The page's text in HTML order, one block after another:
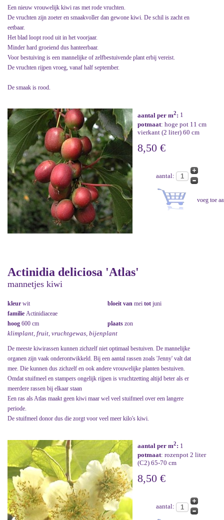
Een nieuw vrouwelijk kiwi ras met rode vruchten.
De vruchten zijn zoeter en smaakvoller dan gewone kiwi. De schil is zacht en
eetbaar.
Het blad loopt rood uit in het voorjaar.
Minder hard groeiend dus hanteerbaar.
Voor bestuiving is een mannelijke of zelfbestuivende plant erbij vereist.
De vruchten rijpen vroeg, vanaf half september.
De smaak is rood.
aantal per m2: 1
potmaat: hoge pot 11 cm
vierkant (2 liter) 60 cm
8,50 €
aantal:
Actinidia deliciosa 'Atlas'
mannetjes kiwi
kleur wit bloeit van mei tot juni
familie Actinidiaceae
hoog 600 cm plaats zon
klimplant, fruit, vruchtgewas, bijenplant
De meeste kiwirassen kunnen zichzelf niet optimaal bestuiven. De mannelijke
organen zijn vaak onderontwikkeld. Bij een aantal rassen zoals 'Jenny' valt dat
mee. Die kunnen dus zichzelf en ook andere vrouwelijke planten bestuiven.
Omdat stuifmeel en stampers ongelijk rijpen is vruchtzetting altijd beter als er
meerdere rassen bij elkaar staan
Een ras als Atlas maakt geen kiwi maar wel veel stuifmeel over een langere
periode.
De stuifmeel donor dus die zorgt voor veel meer kilo's kiwi.
aantal per m2: 1
potmaat: rozenpot 2 liter
(C2) 65-70 cm
8,50 €
aantal: